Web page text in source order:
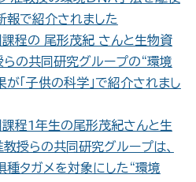
報で紹介されました
程の 尾形茂紀 さんと生物資
の共同研究グループの“環境
「子供の科学」で紹介されまし
程1年生の尾形茂紀さんと生
授らの共同研究グループは、
タガメを対象にした“環境